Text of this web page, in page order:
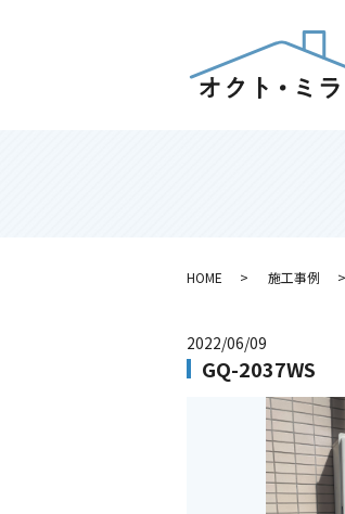
HOME 施工事例
2022/06/09
GQ-2037WS